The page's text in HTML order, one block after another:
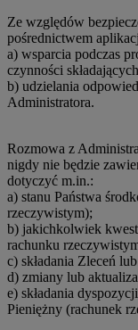
Ze względów
pośrednictwem
a) wsparcia podczas
czynności
b) udzielania
Administratora.
Rozmowa z
nigdy nie będzie
dotyczyć m.in.:
a) stanu Państwa
rzeczywistym);
b) jakichkolwiek
rachunku
c) składania Zleceń
d) zmiany lub
e) składania
Pieniężny (rachunek